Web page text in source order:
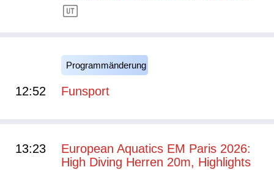
Programmänderung
12:52 Funsport
13:23
European Aquatics EM Paris 2026:
High Diving Herren 20m, Highlights